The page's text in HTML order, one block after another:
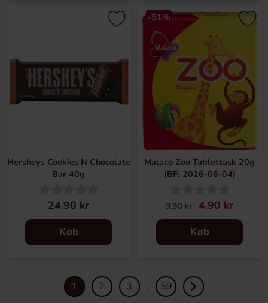
Hersheys Cookies N Chocolate
Bar 40g
24.90 kr
Køb
-51%
Malaco Zoo Tablettask 20g
(BF: 2026-06-04)
9.90 kr 4.90 kr
Køb
1 2 3 . 59